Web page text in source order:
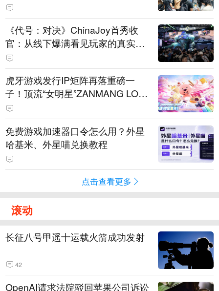
《代号：对决》ChinaJoy首秀收
官：从线下爆满看见玩家的真实期
待
虎牙游戏发行IP矩阵再落重磅一
子！顶流“女明星”ZANMANG LOO
PY 正版3D消除手游《消消奇遇》
惊喜曝光
免费游戏加速器口令怎么用？外星
哈基米、外星喵兑换教程
点击查看更多
滚动
长征八号甲遥十运载火箭成功发射
42
OpenAI请求法院驳回苹果公司诉讼